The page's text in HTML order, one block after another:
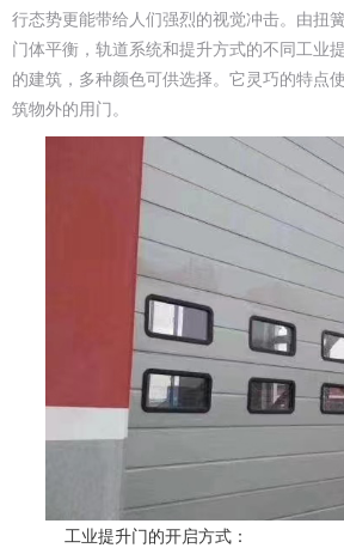
行态势更能带给人们强烈的视觉冲击。由扭
门体平衡，轨道系统和提升方式的不同工业
的建筑，多种颜色可供选择。它灵巧的特点
筑物外的用门。
工业提升门的开启方式：